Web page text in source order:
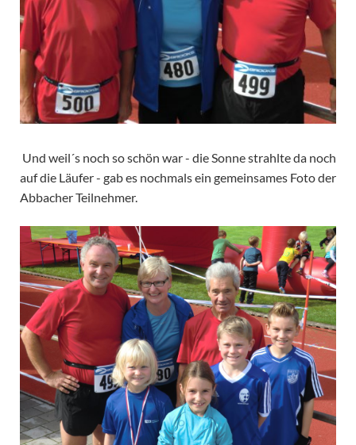
Und weil´s noch so schön war - die Sonne strahlte da noch
auf die Läufer - gab es nochmals ein gemeinsames Foto der
Abbacher Teilnehmer.